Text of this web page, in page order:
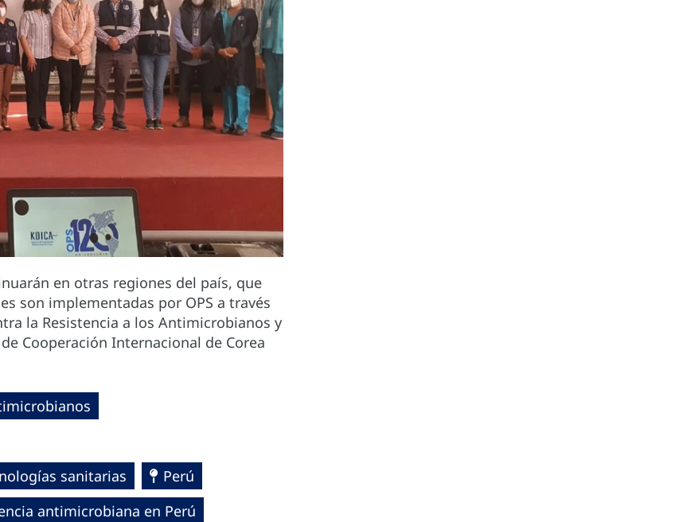
en otras regiones del país, que
son implementadas por OPS a través
la Resistencia a los Antimicrobianos y
Cooperación Internacional de Corea
sanitarias
Perú
antimicrobiana en Perú